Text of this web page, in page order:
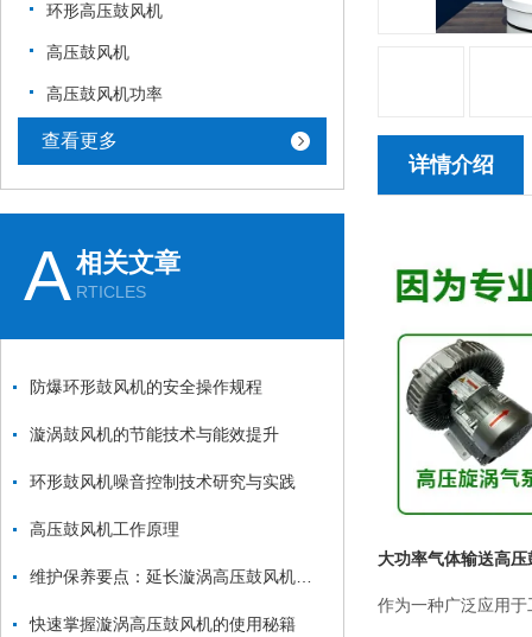
环形高压鼓风机
高压鼓风机
高压鼓风机功率
查看更多
A相关文章
RTICLES
防爆环形鼓风机的安全操作规程
漩涡鼓风机的节能技术与能效提升
环形鼓风机噪音控制技术研究与实践
高压鼓风机工作原理
快速掌握漩涡高压鼓风机的使用秘籍
详情介绍
大功率气体输送高压
作为一种广泛应用